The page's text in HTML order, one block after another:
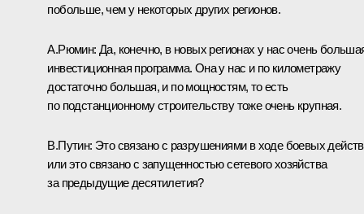
побольше, чем у некоторых других регионов.
А.Рюмин: Да, конечно, в новых регионах у нас очень
инвестиционная программа. Она у нас и по километражу
достаточно большая, и по мощностям, то есть
по подстанционному строительству тоже очень крупная.
В.Путин: Это связано с разрушениями в ходе боевых
или это связано с запущенностью сетевого хозяйства
за предыдущие десятилетия?